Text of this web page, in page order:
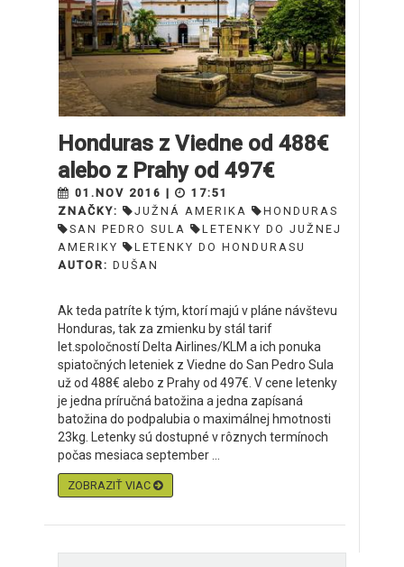
Honduras z Viedne od 488€
alebo z Prahy od 497€
01.NOV 2016 |
17:51
ZNAČKY:
JUŽNÁ AMERIKA
HONDURAS
SAN PEDRO SULA
LETENKY DO JUŽNEJ
AMERIKY
LETENKY DO HONDURASU
AUTOR: DUŠAN
Ak teda patríte k tým, ktorí majú v pláne návštevu
Honduras, tak za zmienku by stál tarif
let.spoločností Delta Airlines/KLM a ich ponuka
spiatočných leteniek z Viedne do San Pedro Sula
už od 488€ alebo z Prahy od 497€. V cene letenky
je jedna príručná batožina a jedna zapísaná
batožina do podpalubia o maximálnej hmotnosti
23kg. Letenky sú dostupné v rôznych termínoch
počas mesiaca september ...
ZOBRAZIŤ VIAC